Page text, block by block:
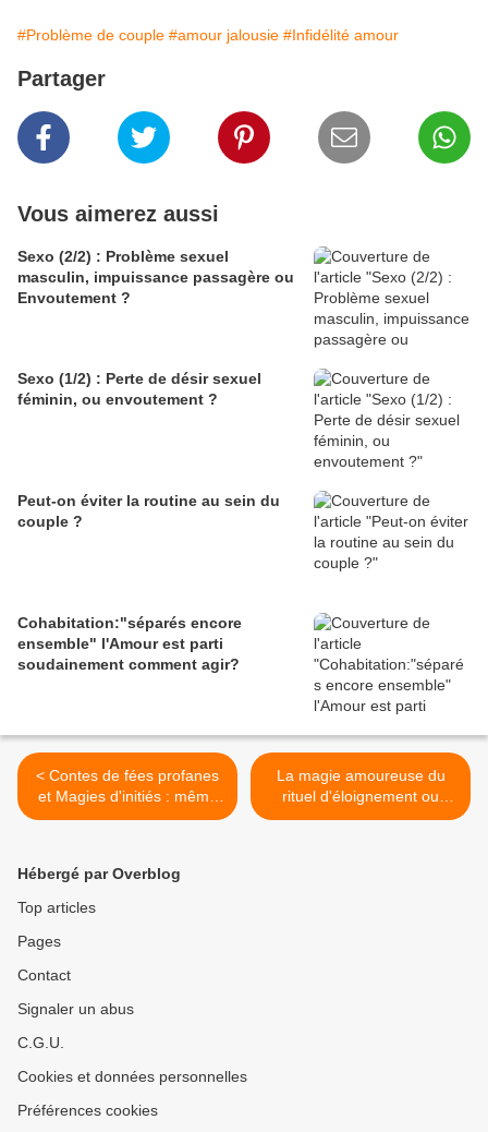
#Problème de couple #amour jalousie #Infidélité amour
Partager
Vous aimerez aussi
Sexo (2/2) : Problème sexuel
masculin, impuissance passagère ou
Envoutement ?
Sexo (1/2) : Perte de désir sexuel
féminin, ou envoutement ?
Peut-on éviter la routine au sein du
couple ?
Cohabitation:"séparés encore
ensemble" l'Amour est parti
soudainement comment agir?
< Contes de fées profanes
et Magies d'initiés : même
combat, pour l’Amour !
La magie amoureuse du
rituel d'éloignement ou
comment repousser un rival
Hébergé par Overblog
Top articles
Pages
Contact
Signaler un abus
C.G.U.
Cookies et données personnelles
Préférences cookies